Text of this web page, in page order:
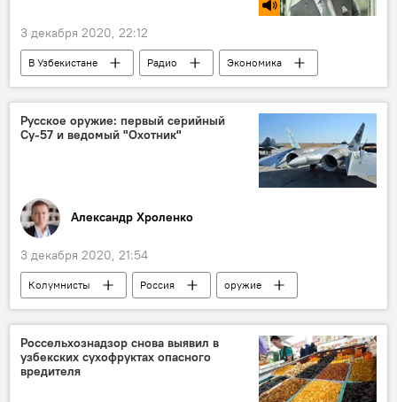
3 декабря 2020, 22:12
В Узбекистане Радио
Экономика
Россия
Узбекистан
Ташкентский металлургический завод
АО "Российский экспортный центр"
Русское оружие: первый серийный
Су-57 и ведомый "Охотник"
Александр Хроленко
3 декабря 2020, 21:54
Колумнисты Россия оружие
Россельхознадзор снова выявил в
узбекских сухофруктах опасного
вредителя